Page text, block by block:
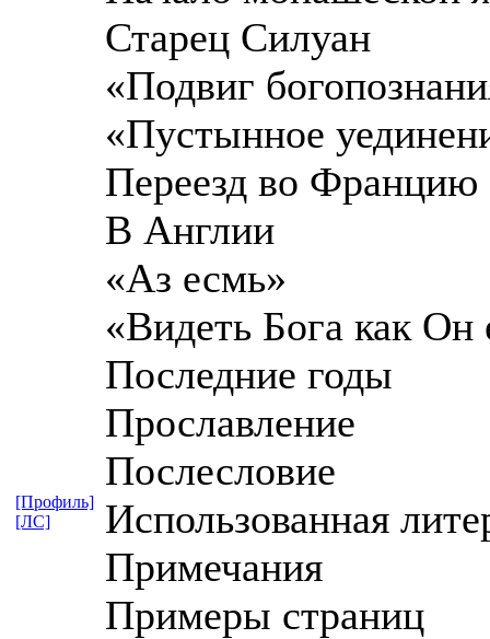
Старец Силуан
«Подвиг
«Пустынное
Переезд во Францию
В Англии
«Аз есмь»
«Видеть Бога как Он
Последние годы
Прославление
Послесловие
Использованная
Примечания
Примеры страниц
[Профиль]
[ЛС]